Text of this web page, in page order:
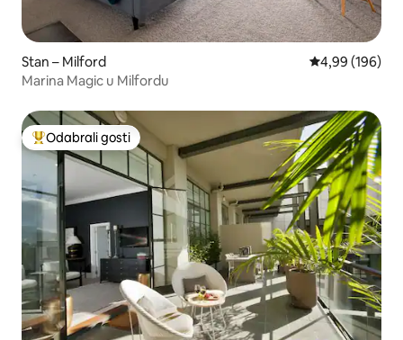
Stan – Milford Prosječna
4,99 (196)
Marina Magic u Milfordu
Među najviše rangiranima s oznakom „Odabrali gosti”
Odabrali gosti